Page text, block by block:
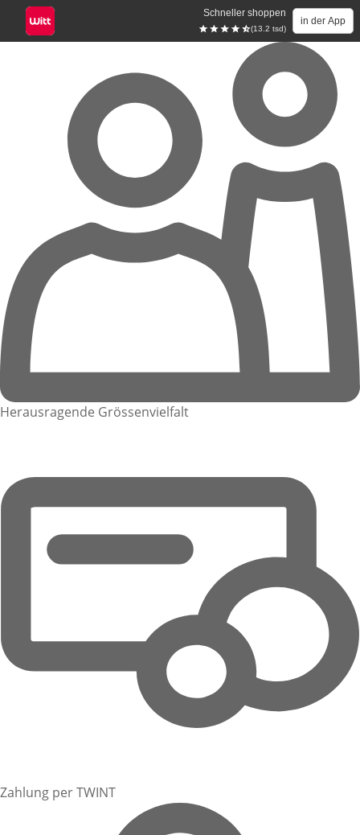
Schneller shoppen
(13.2 tsd)
in der App
Herausragende Grössenvielfalt
Zahlung per TWINT